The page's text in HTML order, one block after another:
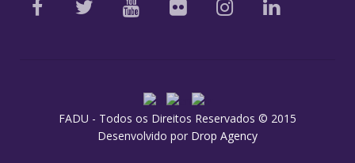
FADU - Todos os Direitos Reservados © 2015
Desenvolvido por Drop Agency